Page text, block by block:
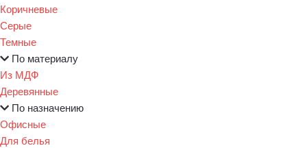
Коричневые
Серые
Темные
По материалу
Из МДФ
Деревянные
По назначению
Офисные
Для белья